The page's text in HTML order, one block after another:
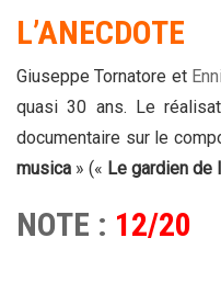
L’ANECDOTE
Giuseppe Tornatore et
quasi 30 ans. Le
documentaire sur le
musica » (« Le gardien de
NOTE : 12/20